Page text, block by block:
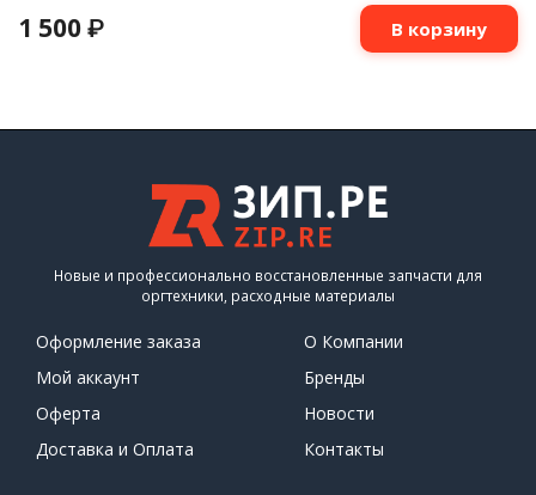
1 500 ₽ В корзину
Новые и профессионально восстановленные запчасти для
оргтехники, расходные материалы
Оформление заказа
Мой аккаунт
Оферта
Доставка и Оплата
О Компании
Бренды
Новости
Контакты